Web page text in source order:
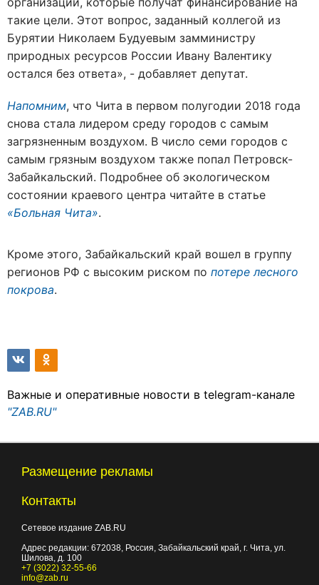
такие цели. Этот вопрос, заданный коллегой из
Бурятии Николаем Будуевым замминистру
природных ресурсов России Ивану Валентику
остался без ответа», - добавляет депутат.
Напомним, что Чита в первом полугодии 2018 года
снова стала лидером среду городов с самым
загрязненным воздухом. В число семи городов с
самым грязным воздухом также попал Петровск-
Забайкальский. Подробнее об экологическом
состоянии краевого центра читайте в статье
«Больная Чита».
Кроме этого, Забайкальский край вошел в группу
регионов РФ с высоким риском по потере лесного
покрова.
Важные и оперативные новости в telegram-канале
"ZAB.RU"
Размещение рекламы
Контакты
Сетевое издание ZAB.RU
Адрес редакции: 672038, Россия, Забайкальский край, г. Чита, ул.
Шилова, д. 100
+7 (3022) 32-55-66
info@zab.ru